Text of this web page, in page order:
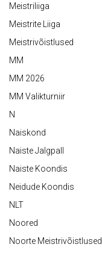
Meistriliiga
Meistrite Liiga
Meistrivõistlused
MM
MM 2026
MM Valikturniir
N
Naiskond
Naiste Jalgpall
Naiste Koondis
Neidude Koondis
NLT
Noored
Noorte Meistrivõistlused